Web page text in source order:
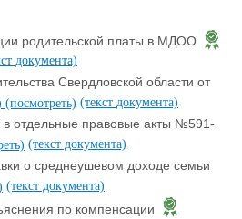
родительской платы в МДОО
документа)
Свердловской области от
(посмотреть) (текст документа)
в отдельные правовые акты №591-
(текст документа)
о среднеушевом доходе семьи
(текст документа)
по компенсации